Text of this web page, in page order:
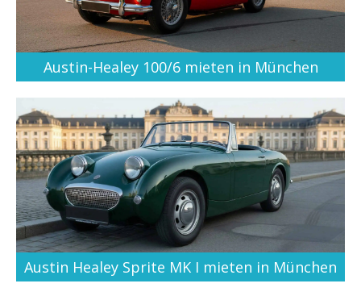
Austin-Healey 100/6 mieten in München
Austin Healey Sprite MK I mieten in München